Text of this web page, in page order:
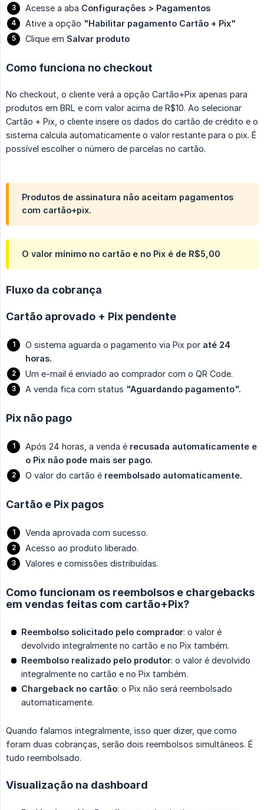
Acesse a aba Configurações > Pagamentos
Ative a opção "Habilitar pagamento Cartão + Pix"
Clique em Salvar produto
Como funciona no checkout
No checkout, o cliente verá a opção Cartão+Pix apenas para
produtos em BRL e com valor acima de R$10. Ao selecionar
Cartão + Pix, o cliente insere os dados do cartão de crédito e o
sistema calcula automaticamente o valor restante para o pix. É
possível escolher o número de parcelas no cartão.
Produtos de assinatura não aceitam pagamentos
com cartão+pix.
O valor mínimo no cartão e no Pix é de R$5,00
Fluxo da cobrança
Cartão aprovado + Pix pendente
O sistema aguarda o pagamento via Pix por até 24
horas.
Um e-mail é enviado ao comprador com o QR Code.
A venda fica com status "Aguardando pagamento".
Pix não pago
Após 24 horas, a venda é recusada automaticamente e
o Pix não pode mais ser pago.
O valor do cartão é reembolsado automaticamente.
Cartão e Pix pagos
Venda aprovada com sucesso.
Acesso ao produto liberado.
Valores e comissões distribuídas.
Como funcionam os reembolsos e chargebacks
em vendas feitas com cartão+Pix?
Reembolso solicitado pelo comprador: o valor é
devolvido integralmente no cartão e no Pix também.
Reembolso realizado pelo produtor: o valor é devolvido
integralmente no cartão e no Pix também.
Chargeback no cartão: o Pix não será reembolsado
automaticamente.
Quando falamos integralmente, isso quer dizer, que como
foram duas cobranças, serão dois reembolsos simultâneos. É
tudo reembolsado.
Visualização na dashboard